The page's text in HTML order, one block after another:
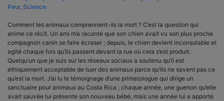
Peur, Science
Comment les animaux comprennent-ils la mort ? C’est la question qui
anime ce récit. Un ami m’a raconté que son chien avait vu son plus proche
compagnon canin se faire écraser ; depuis, le chien devient inconsolable et
agité chaque fois qu’ils passent devant la rue où cela s’est produit.
Quelqu’un que je suis sur les réseaux sociaux a soutenu qu’il est
éthiquement acceptable de tuer des animaux parce qu’ils ne savent pas ce
qu’est la mort. J’ai lu le témoignage d’une primatologue qui dirige un
sanctuaire pour animaux au Costa Rica ; chaque année, une guenon qu’elle
avait sauvée lui présente son nouveau bébé, mais une année lui a apporté